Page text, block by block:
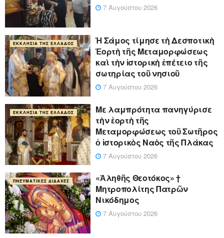
7 Αυγούστου 2026
ΕΚΚΛΗΣΊΑ ΤΗΣ ΕΛΛΆΔΟΣ
Ἡ Σάμος τίμησε τὴ Δεσποτικὴ
Ἑορτὴ τῆς Μεταμορφώσεως
καὶ τὴν ἱστορικὴ ἐπέτειο τῆς
σωτηρίας τοῦ νησιοῦ
7 Αυγούστου 2026
ΕΚΚΛΗΣΊΑ ΤΗΣ ΕΛΛΆΔΟΣ
Με λαμπρότητα πανηγύρισε
τὴν ἑορτὴ τῆς
Μεταμορφώσεως τοῦ Σωτῆρος
ὁ ἱστορικὸς Ναὸς τῆς Πλάκας
7 Αυγούστου 2026
ΠΝΕΥΜΑΤΙΚΈΣ ΔΙΔΑΧΈΣ
«Ἀληθῆς Θεοτόκος» †
Μητροπολίτης Πατρῶν
Νικόδημος
7 Αυγούστου 2026